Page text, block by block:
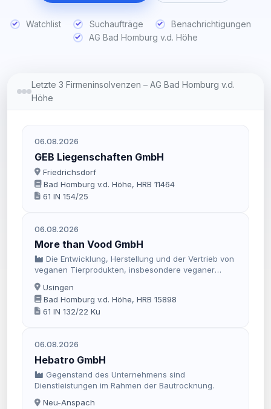
Watchlist Suchaufträge
Benachrichtigungen
AG Bad Homburg v.d. Höhe
Letzte 3 Firmeninsolvenzen – AG Bad Homburg v.d.
Höhe
06.08.2026
GEB Liegenschaften GmbH
Friedrichsdorf
Bad Homburg v.d. Höhe, HRB 11464
61 IN 154/25
06.08.2026
More than Vood GmbH
Die Entwicklung, Herstellung und der Vertrieb von
veganen Tierprodukten, insbesondere veganer
Haustiernahrung.
Usingen
Bad Homburg v.d. Höhe, HRB 15898
61 IN 132/22 Ku
06.08.2026
Hebatro GmbH
Gegenstand des Unternehmens sind
Dienstleistungen im Rahmen der Bautrocknung.
Neu-Anspach